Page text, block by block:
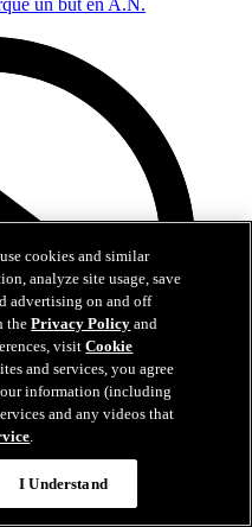
un but en A.N.
cookies and similar
analyze site usage, save
advertising on and off
thePrivacy Policy and
visitCookie
and services, you agree
information (including
and any videos that
.
I Understand